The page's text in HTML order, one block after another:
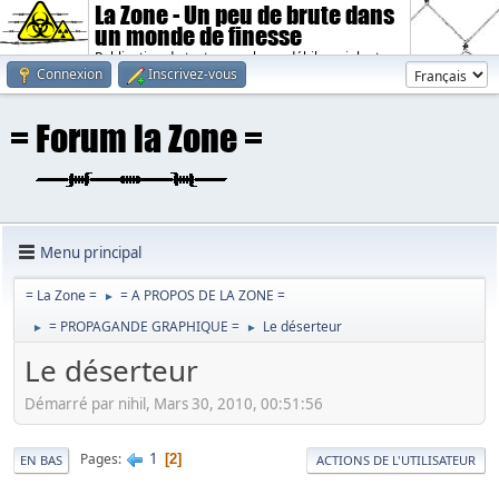
La Zone - Un peu de brute dans
un monde de finesse
Publication de textes sombres, débiles, violents.
Connexion
Inscrivez-vous
Menu principal
= La Zone = ► = A PROPOS DE LA ZONE =
► = PROPAGANDE GRAPHIQUE = ► Le déserteur
Le déserteur
Démarré par nihil, Mars 30, 2010, 00:51:56
EN BAS Pages 1 2 ACTIONS DE L'UTILISATEUR